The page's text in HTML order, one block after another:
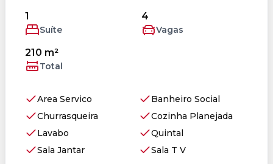
1
Suíte
4
Vagas
210 m²
Total
Area Servico
Banheiro Social
Churrasqueira
Cozinha Planejada
Lavabo
Quintal
Sala Jantar
Sala T V